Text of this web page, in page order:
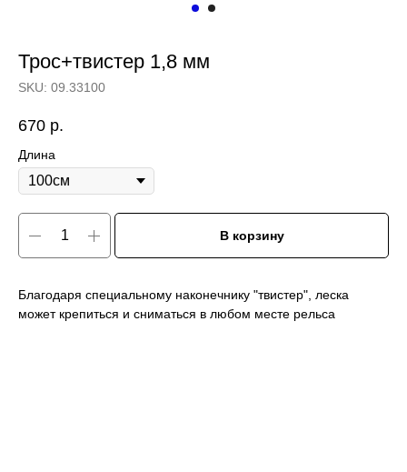
Трос+твистер 1,8 мм
SKU: 09.33100
670 р.
Длина
В корзину
Благодаря специальному наконечнику "твистер", леска
может крепиться и сниматься в любом месте рельса